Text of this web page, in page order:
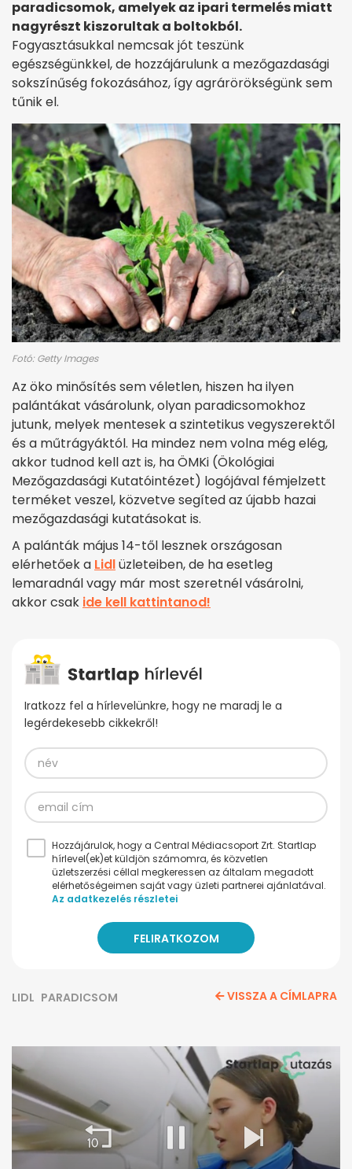
paradicsomok, amelyek az ipari termelés miatt
nagyrészt kiszorultak a boltokból.
Fogyasztásukkal nemcsak jót teszünk
egészségünkkel, de hozzájárulunk a mezőgazdasági
sokszínűség fokozásához, így agrárörökségünk sem
tűnik el.
Fotó: Getty Images
Az öko minősítés sem véletlen, hiszen ha ilyen
palántákat vásárolunk, olyan paradicsomokhoz
jutunk, melyek mentesek a szintetikus vegyszerektől
és a műtrágyáktól. Ha mindez nem volna még elég,
akkor tudnod kell azt is, ha ÖMKi (Ökológiai
Mezőgazdasági Kutatóintézet) logójával fémjelzett
terméket veszel, közvetve segíted az újabb hazai
mezőgazdasági kutatásokat is.
A palánták május 14-től lesznek országosan
elérhetőek a Lidlüzleteiben, de ha esetleg
lemaradnál vagy már most szeretnél vásárolni,
akkor csak ide kell kattintanod!
Iratkozz fel a hírlevelünkre, hogy ne maradj le a
legérdekesebb cikkekről!
Hozzájárulok, hogy a Central Médiacsoport Zrt. Startlap
hírlevel(ek)et küldjön számomra, és közvetlen
üzletszerzési céllal megkeressen az általam megadott
elérhetőségeimen saját vagy üzleti partnerei ajánlatával.
Az adatkezelés részletei
LIDL PARADICSOM VISSZA A CÍMLAPRA